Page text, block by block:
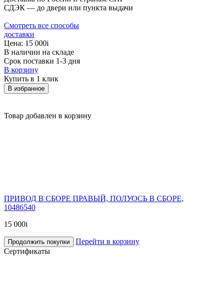
СДЭК — до двери или пункта выдачи
Смотреть все способы
доставки
Цена: 15 000i
В наличии на складе
Срок поставки 1-3 дня
В корзину
Купить в 1 клик
В избранное
Товар добавлен в корзину
ПРИВОД В СБОРЕ ПРАВЫЙ, ПОЛУОСЬ В СБОРЕ,
10486540
15 000i
Продолжить покупки
Перейти в корзину
Сертификаты